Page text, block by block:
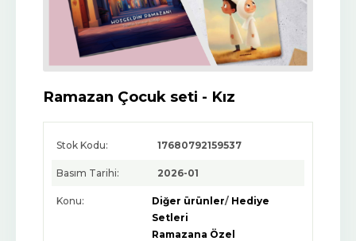
Ramazan Çocuk seti - Kız
Stok Kodu: 17680792159537
Basım Tarihi: 2026-01
Konu: Diğer ürünler/ Hediye
Setleri
Ramazana Özel